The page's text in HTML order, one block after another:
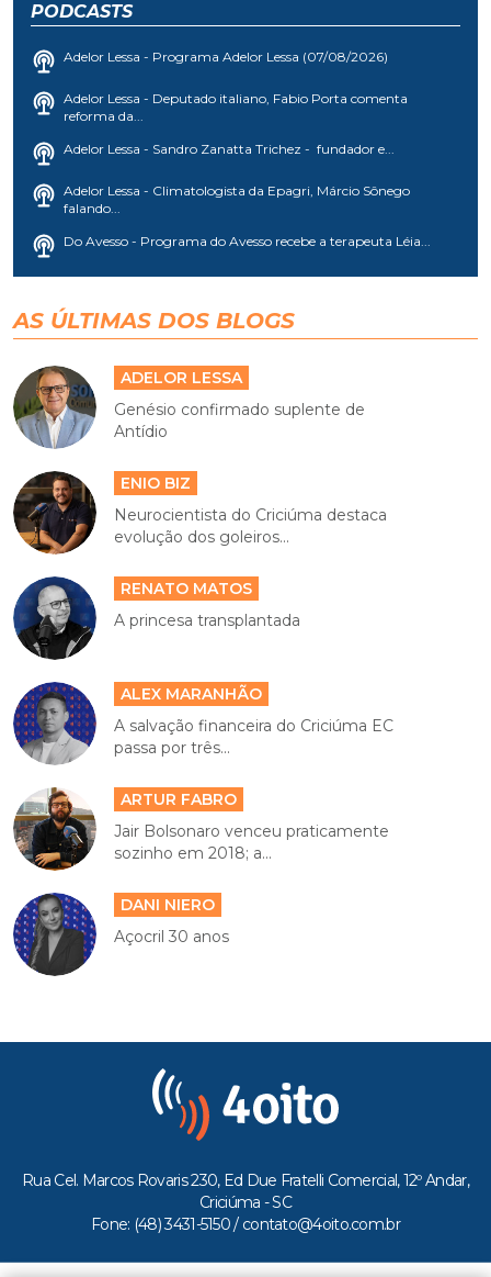
PODCASTS
Adelor Lessa - Programa Adelor Lessa (07/08/2026)
Adelor Lessa - Deputado italiano, Fabio Porta comenta
reforma da...
Adelor Lessa - Sandro Zanatta Trichez - fundador e...
Adelor Lessa - Climatologista da Epagri, Márcio Sônego
falando...
Do Avesso - Programa do Avesso recebe a terapeuta Léia...
AS ÚLTIMAS DOS BLOGS
ADELOR LESSA
Genésio confirmado suplente de
Antídio
ENIO BIZ
Neurocientista do Criciúma destaca
evolução dos goleiros...
RENATO MATOS
A princesa transplantada
ALEX MARANHÃO
A salvação financeira do Criciúma EC
passa por três...
ARTUR FABRO
Jair Bolsonaro venceu praticamente
sozinho em 2018; a...
DANI NIERO
Açocril 30 anos
Rua Cel. Marcos Rovaris 230, Ed Due Fratelli Comercial, 12º Andar,
Criciúma - SC
Fone: (48) 3431-5150 / contato@4oito.com.br